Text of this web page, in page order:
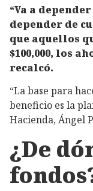
“Va a
depender de
que aquellos
$100,000, los
recalcó.
“La base para
beneficio es la
Hacienda, Ángel
¿De